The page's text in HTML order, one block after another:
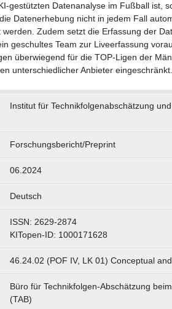
gestützten Datenanalyse im Fußball ist,
Datenerhebung nicht in jedem Fall
Zudem setzt die Erfassung der
geschultes Team zur Liveerfassung
überwiegend für die TOP-Ligen der
unterschiedlicher Anbieter eingeschränkt.
Institut für Technikfolgenabschätzung
Forschungsbericht/Preprint
06.2024
Deutsch
ISSN: 2629-2874
KITopen-ID: 1000171628
46.24.02 (POF IV, LK 01) Conceptual
Büro für Technikfolgen-Abschätzung
(TAB)